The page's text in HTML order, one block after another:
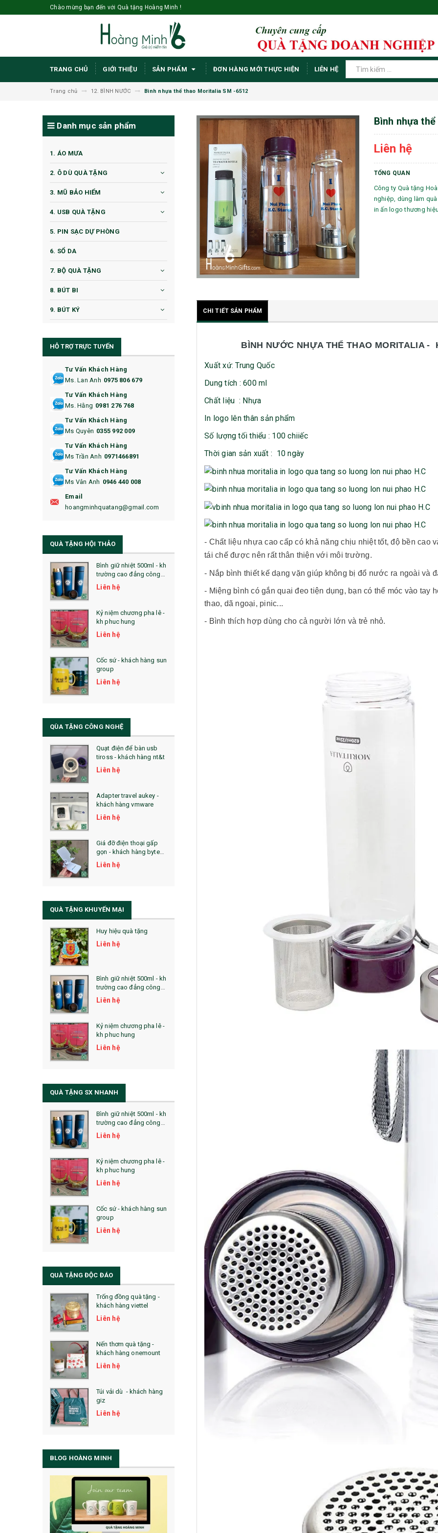
Chào mừng bạn đến với Quà tặng Hoàng Minh !
TRANG CHỦ GIỚI THIỆU SẢN PHẨM ĐƠN HÀNG MỚI THỰC HIỆN LIÊN HỆ
Trang chủ 12. BÌNH NƯỚC Bình nhựa thể thao Moritalia SM -6512
Bình nhựa
Liên hệ
TỔNG QUAN
Công ty Quà tặng
nghiệp, dùng làm
in ấn logo thương
CHI TIẾT SẢN PHẨM
BÌNH NƯỚC NHỰA THỂ THAO MORITALIA -
Xuất xứ: Trung Quốc
Dung tích : 600 ml
Chất liệu : Nhựa
In logo lên thân sản phẩm
Số lượng tối thiểu : 100 chiiếc
Thời gian sản xuất : 10 ngày
- Chất liệu nhựa cao cấp có khả năng chịu nhiệt tốt, độ bền cao
tái chế được nên rất thân thiện với môi trường.
- Nắp bình thiết kế dạng vặn giúp không bị đổ nước ra ngoài và
- Miệng bình có gắn quai đeo tiện dụng, bạn có thể móc vào tay
thao, dã ngoại, pinic...
- Bình thích hợp dùng cho cả người lớn và trẻ nhỏ.
Danh mục sản phẩm
1. ÁO MƯA
2. Ô DÙ QUÀ TẶNG
3. MŨ BẢO HIỂM
4. USB QUÀ TẶNG
5. PIN SẠC DỰ PHÒNG
6. SỔ DA
7. BỘ QUÀ TẶNG
8. BÚT BI
9. BÚT KÝ
11. CỐC/BÌNH GIỮ NHIỆT
12. BÌNH NƯỚC
14. HỘP/VÍ ĐỰNG NAMECARD
15. BỘ BẤM MÓNG
16. BAO HỘ CHIẾU
18. ẤM CHÉN QUÀ TẶNG
19. ĐỒNG HỒ TREO TƯỜNG
22. ĐỒNG HỒ ĐỂ BÀN
23. QÙA TẶNG ĐỘC ĐÁO
24. QÙA TẶNG PHA LÊ
25. QUÀ TẶNG GLASSLOCK
26. QUÀ TẶNG LUMINARC
28. BỘ ĐỒ ĂN CAO CẤP
29. MÓC KHOÁ
31. TÚI VẢI KHÔNG DỆT
33. MŨ LƯỠI TRAI
36. QUẠT NHỰA QUẢNG CÁO
QUÀ TẶNG KHUYẾN MẠI
QUÀ TẶNG SX NHANH
QUÀ TẶNG HỘI THẢO
QUÀ TẶNG CÔNG NGHỆ
SẢN PHẨM ĐÃ THỰC HIỆN
QUÀ TẶNG SỨC KHỎE
La Fonte
Sổ Sạc Đa Năng
Sổ Lò Xo
HỖ TRỢ TRỰC TUYẾN
Tư Vấn Khách Hàng
Ms. Lan Anh 0975 806 679
Tư Vấn Khách Hàng
Ms. Hằng 0981 276 768
Tư Vấn Khách Hàng
Ms Quyên 0355 992 009
Tư Vấn Khách Hàng
Ms Trần Anh 0971466891
Tư Vấn Khách Hàng
Ms Vân Anh 0946 440 008
Email
hoangminhquatang@gmail.com
QUÀ TẶNG HỘI THẢO
Bình giữ nhiệt 500ml - kh
trường cao đẳng công
nghệ bách khoa hà nội
Liên hệ
Kỷ niệm chương pha lê -
kh phuc hung
Liên hệ
Cốc sứ - khách hàng sun
group
Liên hệ
khách hàng evs
Liên hệ
j82 10.000mah - khách
khách hàng div
Liên hệ
dây xách
QÙA TẶNG CÔNG NGHỆ
Quạt điện để bàn usb
tiross - khách hàng nt&t
Liên hệ
Adapter travel aukey -
khách hàng vmware
Liên hệ
Giá đỡ điện thoại gấp
gọn - khách hàng byte
plus
Liên hệ
hoco gm14 - cscv2025
QUÀ TẶNG KHUYẾN MẠI
Huy hiệu quà tặng
Liên hệ
Bình giữ nhiệt 500ml - kh
trường cao đẳng công
nghệ bách khoa hà nội
Liên hệ
Kỷ niệm chương pha lê -
kh phuc hung
Liên hệ
Cốc sứ - khách hàng sun
Pin sạc dự phòng hoco
j82 10.000mah - khách
Bình thủy tinh lọc trà -
khách hàng div
Liên hệ
Bình nước thủy tinh có
QUÀ TẶNG SX NHANH
Bình giữ nhiệt 500ml - kh
trường cao đẳng công
nghệ bách khoa hà nội
Liên hệ
Kỷ niệm chương pha lê -
kh phuc hung
Liên hệ
Cốc sứ - khách hàng sun
group
Liên hệ
j82 10.000mah - khách
hàng nam thắng
Liên hệ
Bình nước thủy tinh có
dây xách
Liên hệ
Cốc giữ nhiệt 500ml
Liên hệ
Hộp namecard kim loại
khắc logo
Liên hệ
QUÀ TẶNG ĐỘC ĐÁO
Trống đồng quà tặng -
khách hàng viettel
Liên hệ
Nến thơm quà tặng -
khách hàng onemount
Liên hệ
Túi vải dù - khách hàng
giz
Liên hệ
Hộp da cao cấp đựng
rượu
Liên hệ
Mũ bảo hộ hàn quốc
sseda - onehousing
Vòng đeo tay cao su in
Loa bluetooth
soundcore ace a1 a3151
- kh cmc corporation
Liên hệ
Loa bluetooth kimiso
BLOG HOÀNG MINH